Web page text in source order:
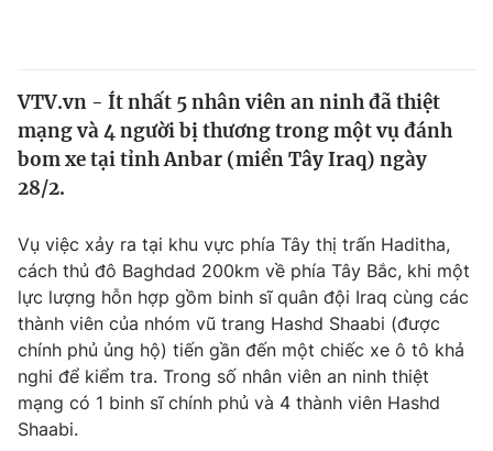
Thế giới
Tin tức
Thế giới đó đây
Câu chuyện quốc tế
Kinh tế
Thị trường
Góc doanh nghiệp
Dữ liệu và đời sống
Truyền hình
Phim VTV
Hậu trường
Nhân vật
Giải trí
Điện ảnh
Đời sống
VTV.vn - Ít nhất 5 nhân viên an ninh đã thiệt
mạng và 4 người bị thương trong một vụ đánh
bom xe tại tỉnh Anbar (miền Tây Iraq) ngày
28/2.
Vụ việc xảy ra tại khu vực phía Tây thị trấn Haditha,
cách thủ đô Baghdad 200km về phía Tây Bắc, khi một
lực lượng hỗn hợp gồm binh sĩ quân đội Iraq cùng các
thành viên của nhóm vũ trang Hashd Shaabi (được
chính phủ ủng hộ) tiến gần đến một chiếc xe ô tô khả
nghi để kiểm tra. Trong số nhân viên an ninh thiệt
mạng có 1 binh sĩ chính phủ và 4 thành viên Hashd
Shaabi.